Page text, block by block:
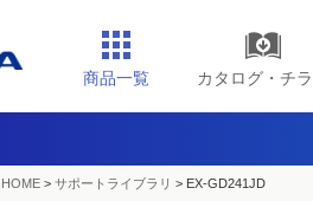
商品一覧 カタログ・チ
HOME > サポートライブラリ > EX-GD241JD